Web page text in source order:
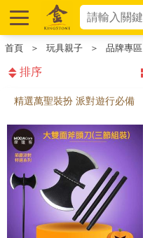
首頁 ＞ 玩具親子 ＞ 品牌專區
排序
精選萬聖裝扮 派對遊行必備